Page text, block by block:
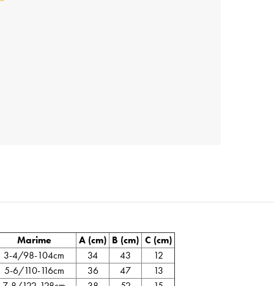
Marime A (cm) B (cm) C (cm)
3-4/98-104cm
34 43
12
5-6/110-116cm
36 47
13